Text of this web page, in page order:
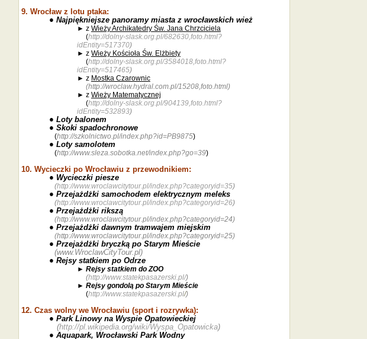
9. Wrocław z lotu ptaka:
● Najpiękniejsze panoramy miasta z wrocławskich wież
► z Wieży Archikatedry Św. Jana Chrzciciela
(http://dolny-slask.org.pl/682630,foto.html?
idEntity=517370)
► z Wieży Kościoła Św. Elżbiety
(http://dolny-slask.org.pl/3584018,foto.html?
idEntity=517465)
► z Mostka Czarownic
(http://wroclaw.hydral.com.pl/15208,foto.html)
► z Wieży Matematycznej
(http://dolny-slask.org.pl/904139,foto.html?
idEntity=532893)
● Loty balonem
● Skoki spadochronowe
(http://szkolnictwo.pl/index.php?id=PB9875)
● Loty samolotem
(http://www.sleza.sobotka.net/index.php?go=39)
10. Wycieczki po Wrocławiu z przewodnikiem:
● Wycieczki piesze
(http://www.wroclawcitytour.pl/index.php?categoryid=35)
● Przejażdżki samochodem elektrycznym meleks
(http://www.wroclawcitytour.pl/index.php?categoryid=26)
● Przejażdżki rikszą
(http://www.wroclawcitytour.pl/index.php?categoryid=24)
● Przejażdżki dawnym tramwajem miejskim
(http://www.wroclawcitytour.pl/index.php?categoryid=25)
● Przejażdżki bryczką po Starym Mieście
(www.WroclawCityTour.pl)
● Rejsy statkiem po Odrze
► Rejsy statkiem do ZOO
(http://www.statekpasazerski.pl/)
► Rejsy gondolą po Starym Mieście
(http://www.statekpasazerski.pl/)
12. Czas wolny we Wrocławiu (sport i rozrywka):
● Park Linowy na Wyspie Opatowieckiej
(http://pl.wikipedia.org/wiki/Wyspa_Opatowicka)
● Aquapark, Wrocławski Park Wodny